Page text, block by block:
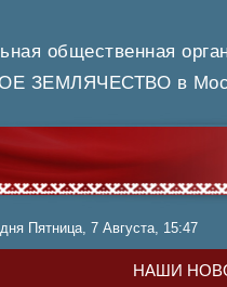
общественная
ЗЕМЛЯЧЕСТВО в
Пятница, 7 Августа, 15:47
НАШИ